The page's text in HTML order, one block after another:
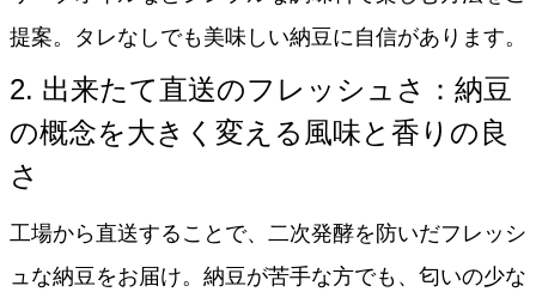
提案。タレなしでも美味しい納豆に自信があります。
2. 出来たて直送のフレッシュさ：納豆
の概念を大きく変える風味と香りの良
さ
工場から直送することで、二次発酵を防いだフレッシ
ュな納豆をお届け。納豆が苦手な方でも、匂いの少な